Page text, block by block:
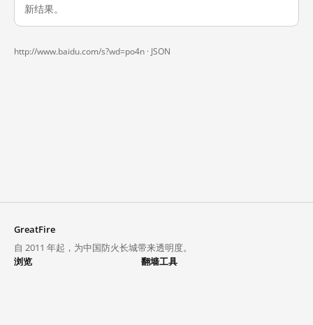
新结果。
http://www.baidu.com/s?wd=po4n · JSON
GreatFire
自 2011 年起，为中国防火长城带来透明度。
浏览
翻墙工具